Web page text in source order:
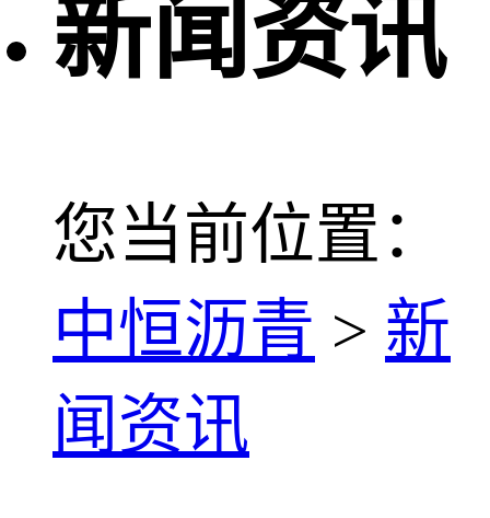
新闻资讯
您当前位置：
中恒沥青 > 新
闻资讯